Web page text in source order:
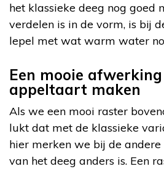
het klassieke deeg nog goed
verdelen is in de vorm, is bij
lepel met wat warm water
Een mooie
appeltaart maken
Als we een mooi raster
lukt dat met de klassieke
hier merken we bij de
van het deeg anders is. Een